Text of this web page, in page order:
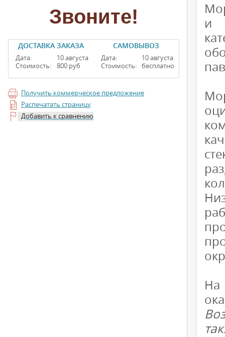
Звоните!
ДОСТАВКА ЗАКАЗА
Дата:
Стоимость:
10 августа
800 руб
САМОВЫВОЗ
Дата:
Стоимость:
10 августа
бесплатно
Получить коммерческое предложение
Распечатать страницу
Добавить к сравнению
и
На